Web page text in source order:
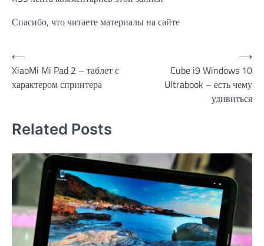
Спасибо, что читаете материалы на сайте
Навигация
по
записям
⟵
XiaoMi Mi Pad 2 – таблет с
характером спринтера
Cube i9 Windows 10
Ultrabook – есть чему
удивиться
⟶
Related Posts